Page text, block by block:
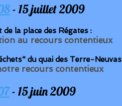
- 15 juillet 2009
la place des Régates :
au recours contentieux
du quai des Terre-Neuvas
recours contentieux
- 15 juin 2009